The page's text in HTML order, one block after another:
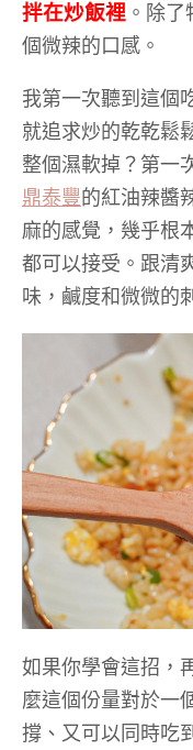
拌在炒飯裡 。除
個微辣的口感。
我第一次聽到這個
就追求炒的乾乾鬆
整個濕軟掉？第一
鼎泰豐的紅油辣醬
麻的感覺，幾乎根
都可以接受。跟清
味，鹹度和微微的
如果你學會這招，
麼這個份量對於一
撐、又可以同時吃